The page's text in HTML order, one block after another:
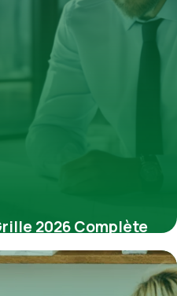
2026 Complète